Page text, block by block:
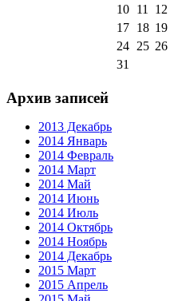
10 11 12
17 18 19
24 25 26
31
Архив записей
2013 Декабрь
2014 Январь
2014 Февраль
2014 Март
2014 Май
2014 Июнь
2014 Июль
2014 Октябрь
2014 Ноябрь
2014 Декабрь
2015 Март
2015 Апрель